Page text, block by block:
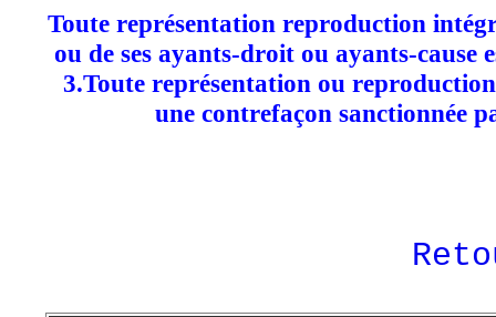
Toute représentation reproduction
ou de ses ayants-droit ou ayants-cause
3.Toute représentation ou
une contrefaçon sanctionnée